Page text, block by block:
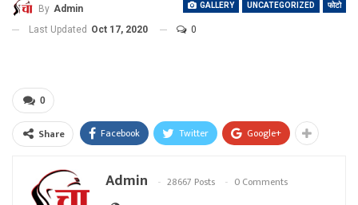
GALLERY UNCATEGORIZED फोटो
By Admin
Last Updated Oct 17, 2020 0
0
Share Facebook Twitter Google+
Admin 28667 Posts 0 Comments